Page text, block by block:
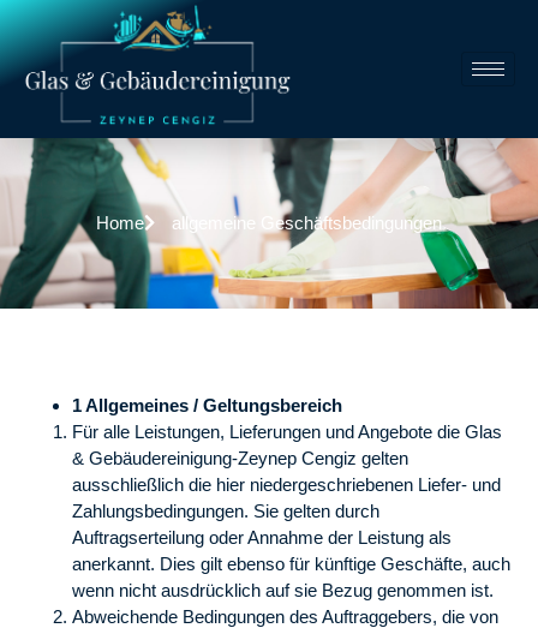
Home allgemeine Geschäftsbedingungen
1 Allgemeines / Geltungsbereich
Für alle Leistungen, Lieferungen und Angebote die Glas
& Gebäudereinigung-Zeynep Cengiz gelten
ausschließlich die hier niedergeschriebenen Liefer- und
Zahlungsbedingungen. Sie gelten durch
Auftragserteilung oder Annahme der Leistung als
anerkannt. Dies gilt ebenso für künftige Geschäfte, auch
wenn nicht ausdrücklich auf sie Bezug genommen ist.
Abweichende Bedingungen des Auftraggebers, die von